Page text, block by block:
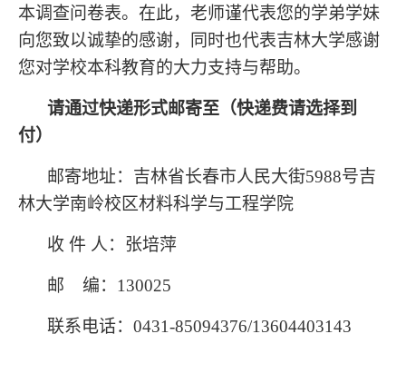
本调查问卷表。在此，老师谨代表您的学弟学妹
向您致以诚挚的感谢，同时也代表吉林大学感谢
您对学校本科教育的大力支持与帮助。
请通过快递形式邮寄至（快递费请选择到
付）
邮寄地址：吉林省长春市人民大街5988号吉
林大学南岭校区材料科学与工程学院
收 件 人：张培萍
邮 编： 130025
联系电话： 0431-85094376/13604403143